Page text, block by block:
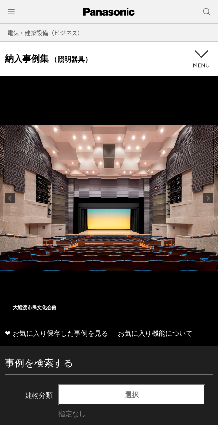
電気・建築設備（ビジネス）
納入事例集 （照明器具）
大船渡市民文化会館
❤ お気に入り保存した事例を見る お気に入り機能について
事例を検索する
建物分類 選択
指定なし